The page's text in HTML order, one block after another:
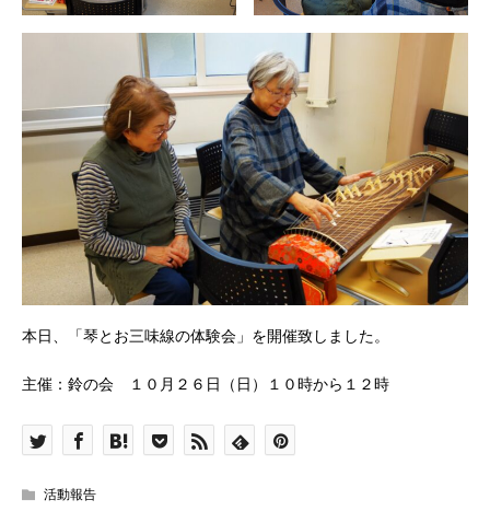
本日、「琴とお三味線の体験会」を開催致しました。
主催：鈴の会 １０月２６日（日）１０時から１２時
活動報告